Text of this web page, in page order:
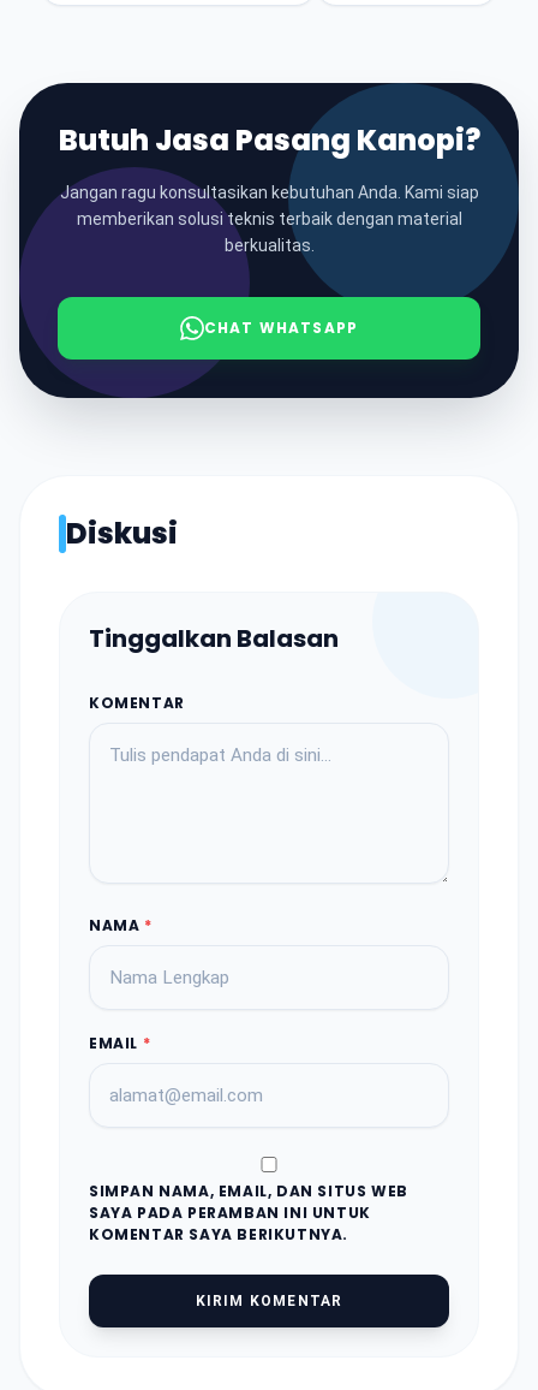
Butuh Jasa Pasang Kanopi?
Jangan ragu konsultasikan kebutuhan Anda. Kami siap
memberikan solusi teknis terbaik dengan material
berkualitas.
CHAT WHATSAPP
Diskusi
Tinggalkan Balasan
KOMENTAR
NAMA *
EMAIL *
SIMPAN NAMA, EMAIL, DAN SITUS WEB
SAYA PADA PERAMBAN INI UNTUK
KOMENTAR SAYA BERIKUTNYA.
KIRIM KOMENTAR